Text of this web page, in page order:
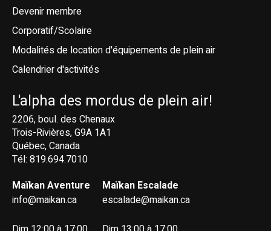
Devenir membre
Corporatif/Scolaire
Modalités de location d'équipements de plein air
Calendrier d'activités
L'alpha des mordus de plein air!
2206, boul. des Chenaux
Trois-Rivières, G9A 1A1
Québec, Canada
Tél: 819.694.7010
Maïkan Aventure
info@maikan.ca
Maïkan Escalade
escalade@maikan.ca